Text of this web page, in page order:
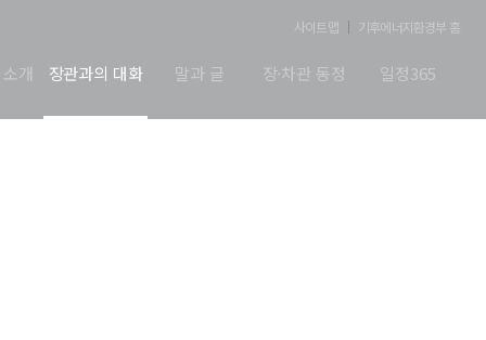
사이트맵 기후에너지환경부 홈
개 장관과의 대화 말과 글 장·차관 동정 일정365